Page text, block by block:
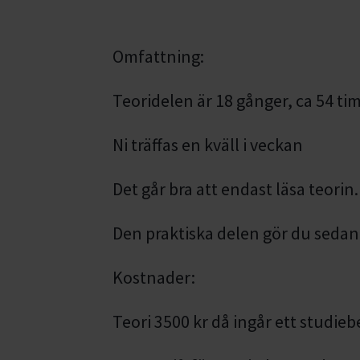
Omfattning:
Teoridelen är 18 gånger, ca 54
Ni träffas en kväll i veckan
Det går bra att endast läsa teorin.
Den praktiska delen gör du
Kostnader:
Teori 3500 kr då ingår ett